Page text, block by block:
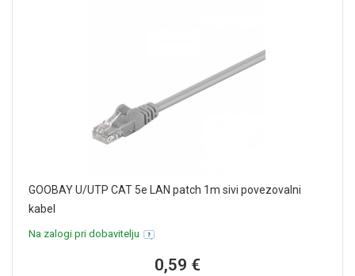
GOOBAY U/UTP CAT 5e LAN patch 1m sivi povezovalni
kabel
Na zalogi pri dobavitelju
0,59 €